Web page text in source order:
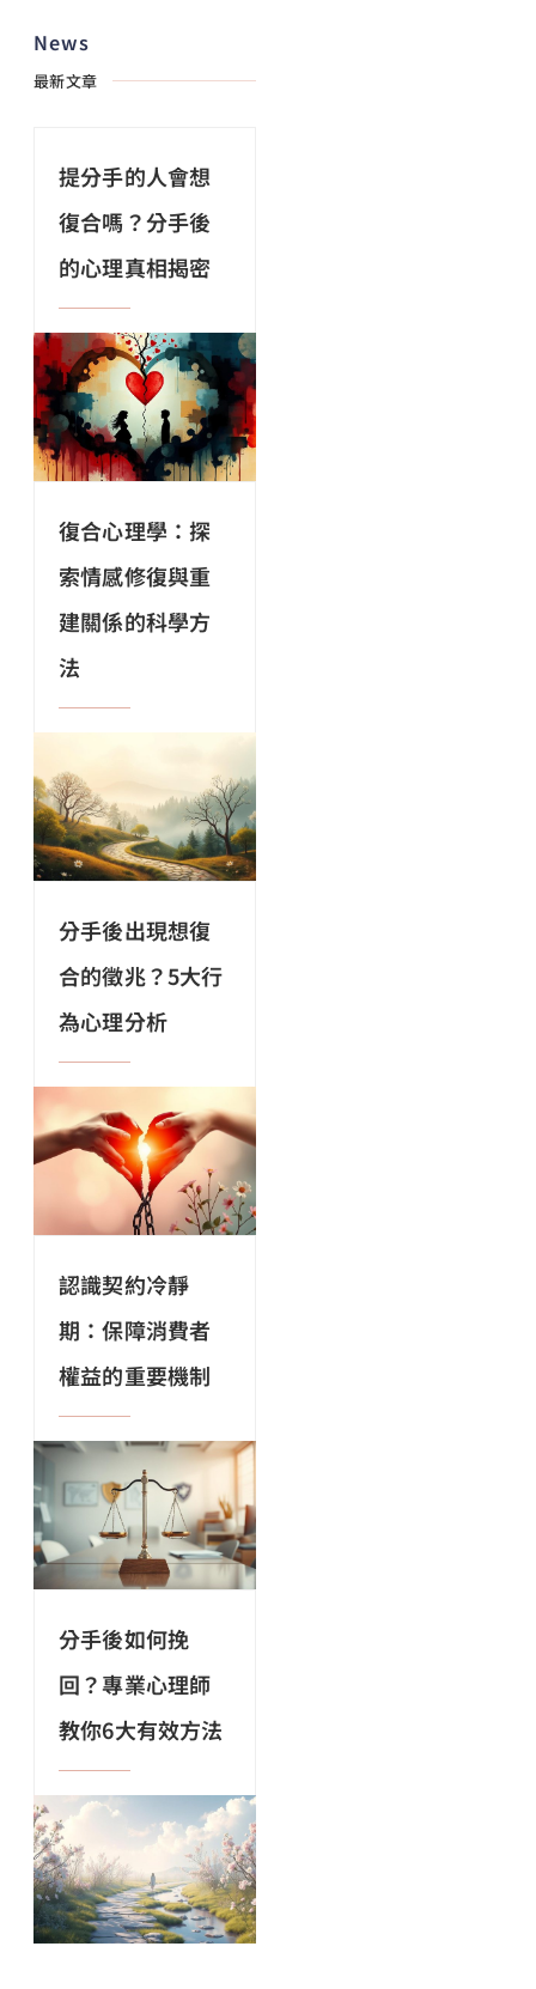
News
最新文章
提分手的人會想
復合嗎？分手後
的心理真相揭密
復合心理學：探
索情感修復與重
建關係的科學方
法
分手後出現想復
合的徵兆？5大行
為心理分析
認識契約冷靜
期：保障消費者
權益的重要機制
分手後如何挽
回？專業心理師
教你6大有效方法